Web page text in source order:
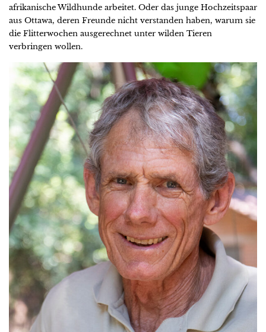
afrikanische Wildhunde arbeitet. Oder das junge Hochzeitspaar
aus Ottawa, deren Freunde nicht verstanden haben, warum sie
die Flitterwochen ausgerechnet unter wilden Tieren
verbringen wollen.